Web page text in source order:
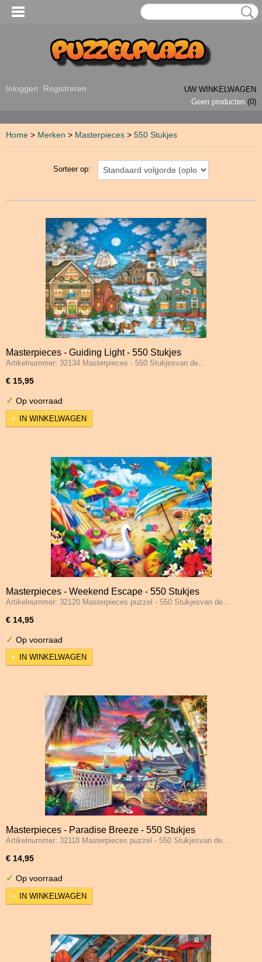
Inloggen Registreren
UW WINKELWAGEN
Geen producten (0)
Home > Merken > Masterpieces > 550 Stukjes
Sorteer op:
Masterpieces - Guiding Light - 550 Stukjes
Artikelnummer: 32134 Masterpieces - 550 Stukjesvan de…
€ 15,95
✓ Op voorraad
IN WINKELWAGEN
Masterpieces - Weekend Escape - 550 Stukjes
Artikelnummer: 32120 Masterpieces puzzel - 550 Stukjesvan de…
€ 14,95
✓ Op voorraad
IN WINKELWAGEN
Masterpieces - Paradise Breeze - 550 Stukjes
Artikelnummer: 32118 Masterpieces puzzel - 550 Stukjesvan de…
€ 14,95
✓ Op voorraad
IN WINKELWAGEN